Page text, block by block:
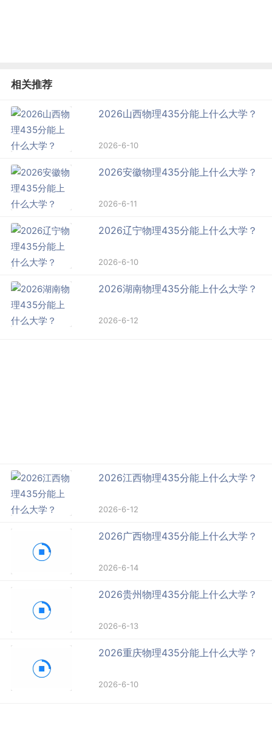
相关推荐
2026山西物理435分能上什么大学？
2026-6-10
2026安徽物理435分能上什么大学？
2026-6-11
2026辽宁物理435分能上什么大学？
2026-6-10
2026湖南物理435分能上什么大学？
2026-6-12
2026江西物理435分能上什么大学？
2026-6-12
2026广西物理435分能上什么大学？
2026-6-14
2026贵州物理435分能上什么大学？
2026-6-13
2026重庆物理435分能上什么大学？
2026-6-10